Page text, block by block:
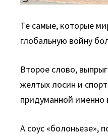
Те самые, которые
глобальную войну
Второе слово,
желтых лосин и
придуманной именно
А соус «болоньезе»,